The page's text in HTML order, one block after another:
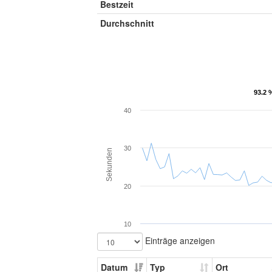
Bestzeit
Durchschnitt
93.2
93.2
Sekunden
10
20
30
40
Einträge anzeigen
Datum Typ Ort